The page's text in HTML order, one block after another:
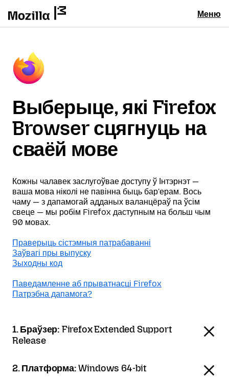
Меню
Выберыце, які Firefox
Browser сцягнуць на
сваёй мове
Кожны чалавек заслугоўвае доступу ў Інтэрнэт —
ваша мова ніколі не павінна быць бар'ерам. Вось
чаму — з дапамогай адданых валанцёраў па ўсім
свеце — мы робім Firefox даступным на больш чым
90 мовах.
Праверыць сістэмныя патрабаванні
Заўвагі пры выпуску
Зыходны код
Паведамленне аб прыватнасці Firefox
Патрэбна дапамога?
1. Браўзер: Firefox Extended Support
Release
2. Платформа:Windows 64-bit